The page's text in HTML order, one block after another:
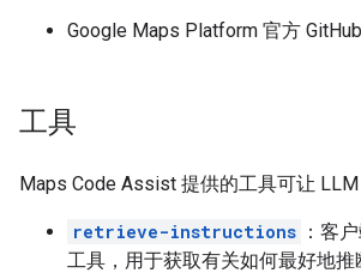
Google Maps Platform 官方
工具
Maps Code Assist 提供的工具可让 LLM
retrieve-instructions ：客
工具，用于获取有关如何最好地